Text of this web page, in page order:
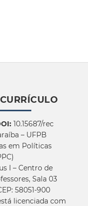
10.15687/rec
– UFPB
em Políticas
I – Centro de
Sala 03
58051-900
licenciada com